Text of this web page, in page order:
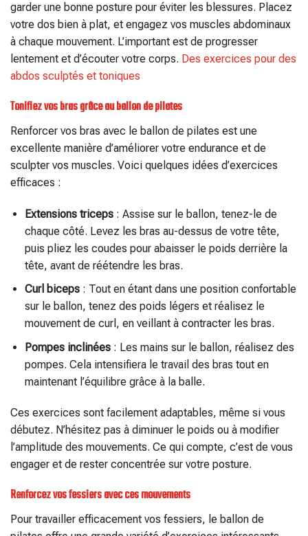
garder une bonne posture pour éviter les blessures. Placez
votre dos bien à plat, et engagez vos muscles abdominaux
à chaque mouvement. L’important est de progresser
lentement et d’écouter votre corps. Des exercices pour des
abdos sculptés et toniques
Tonifiez vos bras grâce au ballon de pilates
Renforcer vos bras avec le ballon de pilates est une
excellente manière d’améliorer votre endurance et de
sculpter vos muscles. Voici quelques idées d’exercices
efficaces :
Extensions triceps: Assise sur le ballon, tenez-le de
chaque côté. Levez les bras au-dessus de votre tête,
puis pliez les coudes pour abaisser le poids derrière la
tête, avant de réétendre les bras.
Curl biceps: Tout en étant dans une position confortable
sur le ballon, tenez des poids légers et réalisez le
mouvement de curl, en veillant à contracter les bras.
Pompes inclinées: Les mains sur le ballon, réalisez des
pompes. Cela intensifiera le travail des bras tout en
maintenant l’équilibre grâce à la balle.
Ces exercices sont facilement adaptables, même si vous
débutez. N’hésitez pas à diminuer le poids ou à modifier
l’amplitude des mouvements. Ce qui compte, c’est de vous
engager et de rester concentrée sur votre posture.
Renforcez vos fessiers avec ces mouvements
Pour travailler efficacement vos fessiers, le ballon de